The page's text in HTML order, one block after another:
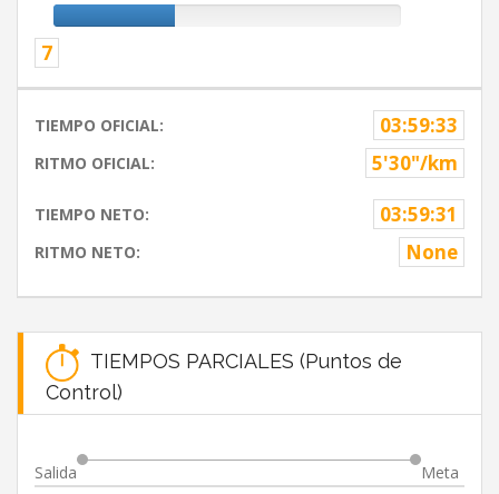
7
TIEMPO OFICIAL: 03:59:33
RITMO OFICIAL: 5'30"/km
TIEMPO NETO: 03:59:31
RITMO NETO: None
TIEMPOS PARCIALES (Puntos de
Control)
Salida Meta